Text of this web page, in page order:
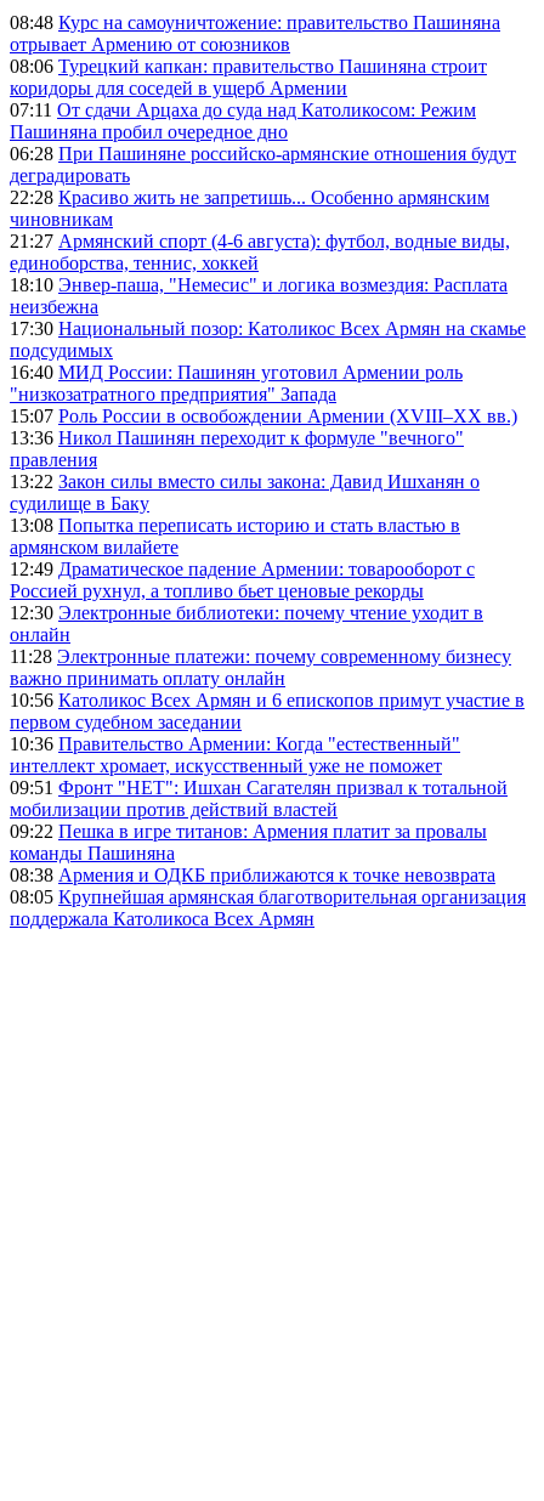
08:48 Курс на самоуничтожение: правительство Пашиняна
отрывает Армению от союзников
08:06 Турецкий капкан: правительство Пашиняна строит
коридоры для соседей в ущерб Армении
07:11 От сдачи Арцаха до суда над Католикосом: Режим
Пашиняна пробил очередное дно
06:28 При Пашиняне российско-армянские отношения будут
деградировать
22:28 Красиво жить не запретишь... Особенно армянским
чиновникам
21:27 Армянский спорт (4-6 августа): футбол, водные виды,
единоборства, теннис, хоккей
18:10 Энвер-паша, "Немесис" и логика возмездия: Расплата
неизбежна
17:30 Национальный позор: Католикос Всех Армян на скамье
подсудимых
16:40 МИД России: Пашинян уготовил Армении роль
"низкозатратного предприятия" Запада
15:07 Роль России в освобождении Армении (XVIII–XX вв.)
13:36 Никол Пашинян переходит к формуле "вечного"
правления
13:22 Закон силы вместо силы закона: Давид Ишханян о
судилище в Баку
13:08 Попытка переписать историю и стать властью в
армянском вилайете
12:49 Драматическое падение Армении: товарооборот с
Россией рухнул, а топливо бьет ценовые рекорды
12:30 Электронные библиотеки: почему чтение уходит в
онлайн
11:28 Электронные платежи: почему современному бизнесу
важно принимать оплату онлайн
10:56 Католикос Всех Армян и 6 епископов примут участие в
первом судебном заседании
10:36 Правительство Армении: Когда "естественный"
интеллект хромает, искусственный уже не поможет
09:51 Фронт "НЕТ": Ишхан Сагателян призвал к тотальной
мобилизации против действий властей
09:22 Пешка в игре титанов: Армения платит за провалы
команды Пашиняна
08:38 Армения и ОДКБ приближаются к точке невозврата
08:05 Крупнейшая армянская благотворительная организация
поддержала Католикоса Всех Армян